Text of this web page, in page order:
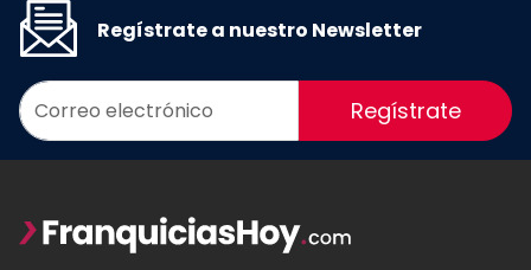
Regístrate a nuestro Newsletter
Regístrate